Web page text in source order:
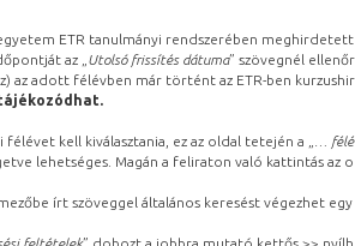
ETR tanulmányi rendszerében
az „ Utolsó frissítés dátuma” szövegnél
az adott félévben már történt az ETR-ben
félévet kell kiválasztania, ez az oldal tetején a „
…
lehetséges. Magán a feliraton való kattintás az
írt szöveggel általános keresést végezhet